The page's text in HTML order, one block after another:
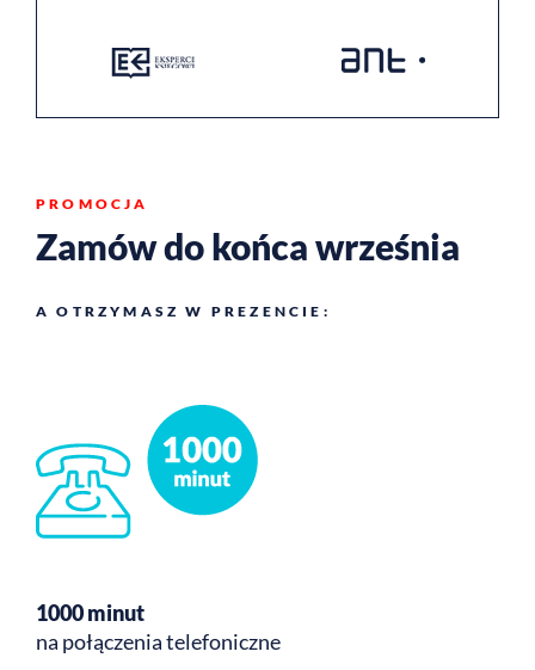
PROMOCJA
Zamów do końca września
A OTRZYMASZ W PREZENCIE:
1000 minut
na połączenia telefoniczne